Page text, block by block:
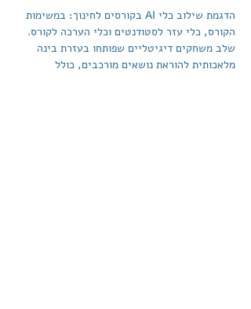
הדגמת שילוב כלי AI בקורסים לחינוך: במשימות
הקורס, כלי עזר לסטודנטים וכלי הערכה לקורס.
שלב משחקים דיגיטליים שפותחו בעזרת בינה
מלאכותית להוראת נושאים מורכבים, כולל